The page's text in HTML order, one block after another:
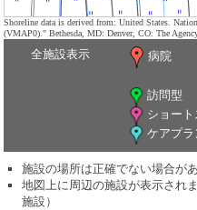
Shoreline data is derived from: United States.
(VMAP0)." Bethesda, MD: Denver, CO: The
全施設表示 病院
訪問型
ショート
ケアプラ
施設の場所は正確でない場合があ
地図上に周辺の施設が表示され
施設）